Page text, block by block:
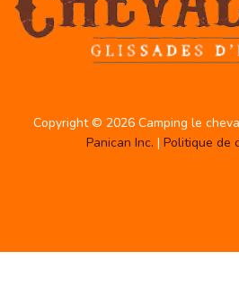
Copyright © 2026 Camping le
Panican Inc. | Politique de